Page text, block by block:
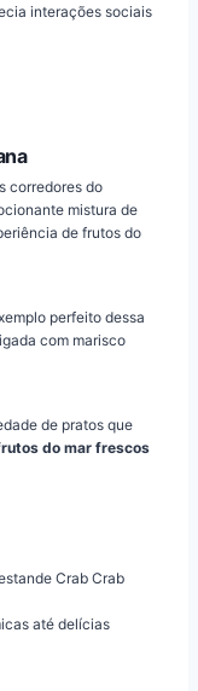
interações sociais
corredores do
mistura de
de frutos do
perfeito dessa
com marisco
de pratos que
do mar frescos
Crab Crab
até delícias